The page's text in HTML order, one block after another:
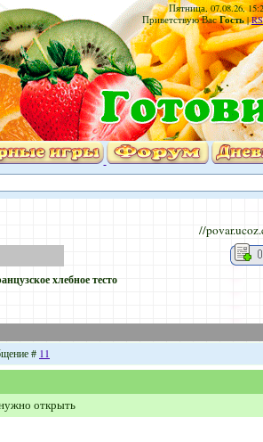
Пятница, 07.08.26,
Приветствую Вас Гость|
//
хлебное тесто
# 11
открыть